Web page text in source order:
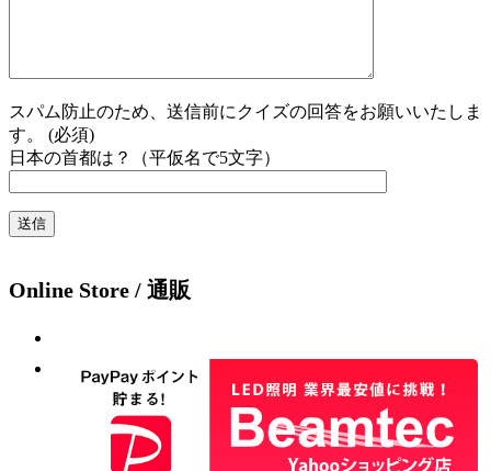
スパム防止のため、送信前にクイズの回答をお願いいたしま
す。 (必須)
日本の首都は？（平仮名で5文字）
Online Store / 通販